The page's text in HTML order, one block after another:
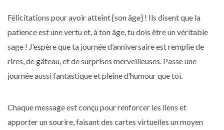
Félicitations pour avoir atteint [son âge] ! Ils disent que la
patience est une vertu et, à ton âge, tu dois être un véritable
sage ! J’espère que ta journée d’anniversaire est remplie de
rires, de gâteau, et de surprises merveilleuses. Passe une
journée aussi fantastique et pleine d’humour que toi.
Chaque message est conçu pour renforcer les liens et
apporter un sourire, faisant des cartes virtuelles un moyen